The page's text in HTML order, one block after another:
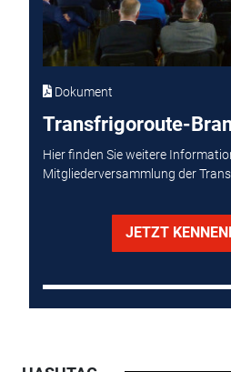
Dokument
Transfrigoroute-
Hier finden Sie weitere
Mitgliederversammlung der
JETZT